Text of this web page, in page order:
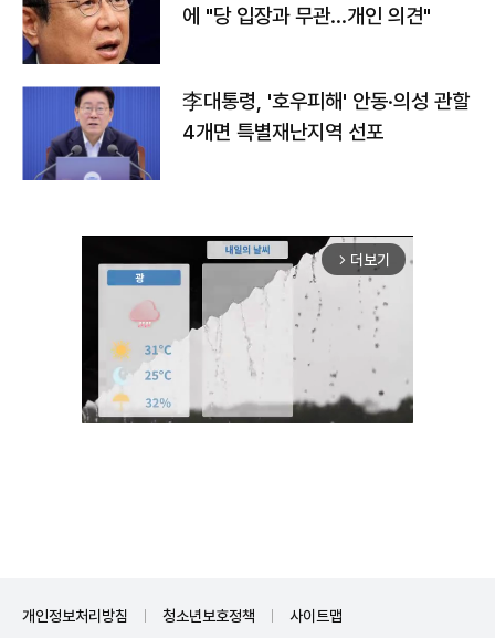
에 "당 입장과 무관…개인 의견"
李대통령, '호우피해' 안동·의성 관할
4개면 특별재난지역 선포
arrow_forward_ios 더보기
개인정보처리방침 청소년보호정책 사이트맵